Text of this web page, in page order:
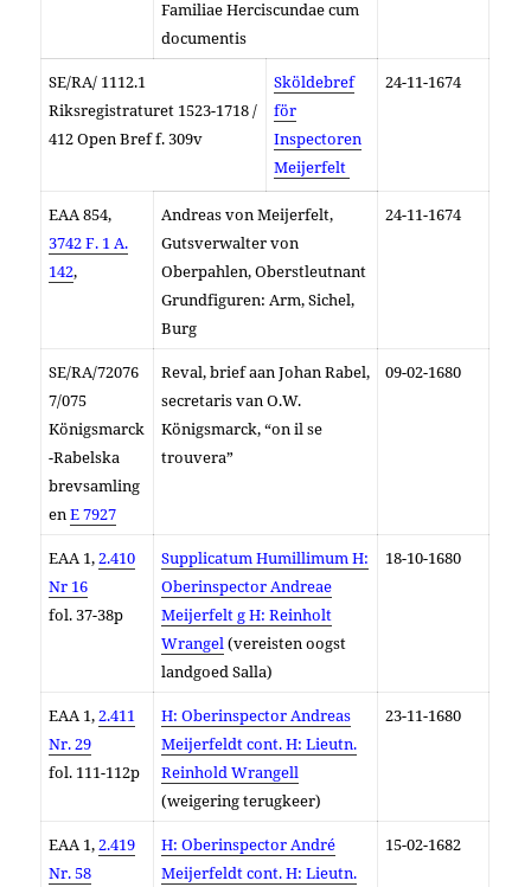
Familiae Herciscundae cum
documentis
SE/RA/ 1112.1
Riksregistraturet 1523-1718 /
412 Open Bref f. 309v
Sköldebref
för
Inspectoren
Meijerfelt
24-11-1674
EAA 854,
3742 F. 1 A.
142,
Andreas von Meijerfelt,
Gutsverwalter von
Oberpahlen, Oberstleutnant
Grundfiguren: Arm, Sichel,
Burg
24-11-1674
SE/RA/72076
7/075
Königsmarck
-Rabelska
brevsamling
enE 7927
Reval, brief aan Johan Rabel,
secretaris van O.W.
Königsmarck, “on il se
trouvera”
09-02-1680
EAA 1,2.410
Nr 16
fol. 37-38p
Supplicatum Humillimum H:
Oberinspector Andreae
Meijerfelt g H: Reinholt
Wrangel(vereisten oogst
landgoed Salla)
18-10-1680
EAA 1,2.411
Nr. 29
fol. 111-112p
H: Oberinspector Andreas
Meijerfeldt cont. H: Lieutn.
Reinhold Wrangell
(weigering terugkeer)
23-11-1680
EAA 1,2.419
Nr. 58
H: Oberinspector André
Meijerfeldt cont. H: Lieutn.
15-02-1682